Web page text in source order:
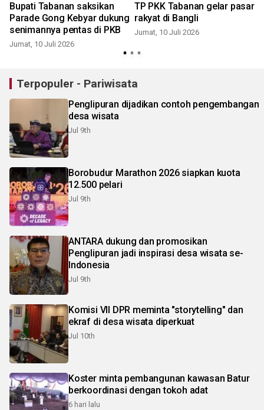
Bupati Tabanan saksikan
Parade Gong Kebyar dukung
senimannya pentas di PKB
Jumat, 10 Juli 2026
TP PKK Tabanan gelar pasar
rakyat di Bangli
Jumat, 10 Juli 2026
Terpopuler - Pariwisata
Penglipuran dijadikan contoh pengembangan
desa wisata
Jul 9th
Borobudur Marathon 2026 siapkan kuota
12.500 pelari
Jul 9th
ANTARA dukung dan promosikan
Penglipuran jadi inspirasi desa wisata se-
Indonesia
Jul 9th
Komisi VII DPR meminta "storytelling" dan
ekraf di desa wisata diperkuat
Jul 10th
Koster minta pembangunan kawasan Batur
berkoordinasi dengan tokoh adat
6 hari lalu